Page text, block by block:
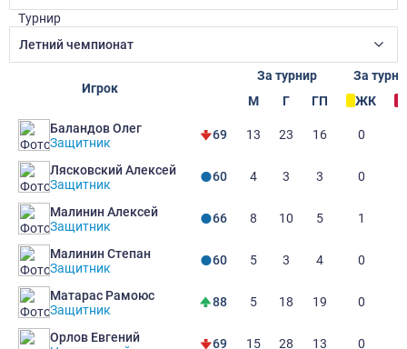
Турнир
Летний чемпионат
Игрок
За турнир
За
М
Г ГП ЖК
Баландов Олег
Защитник
69 13 23 16 0
Лясковский Алексей
Защитник
60 4 3 3 0
Малинин Алексей
Защитник
66 8 10 5 1
Малинин Степан
Защитник
60 5 3 4 0
Матарас Рамоюс
Защитник
88 5 18 19 0
Орлов Евгений
69 15 28 13 0